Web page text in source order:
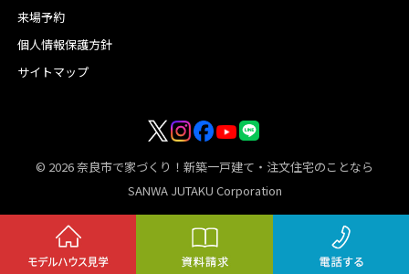
来場予約
個人情報保護方針
サイトマップ
© 2026奈良市で家づくり！新築一戸建て・注文住宅のことなら
SANWA JUTAKU Corporation